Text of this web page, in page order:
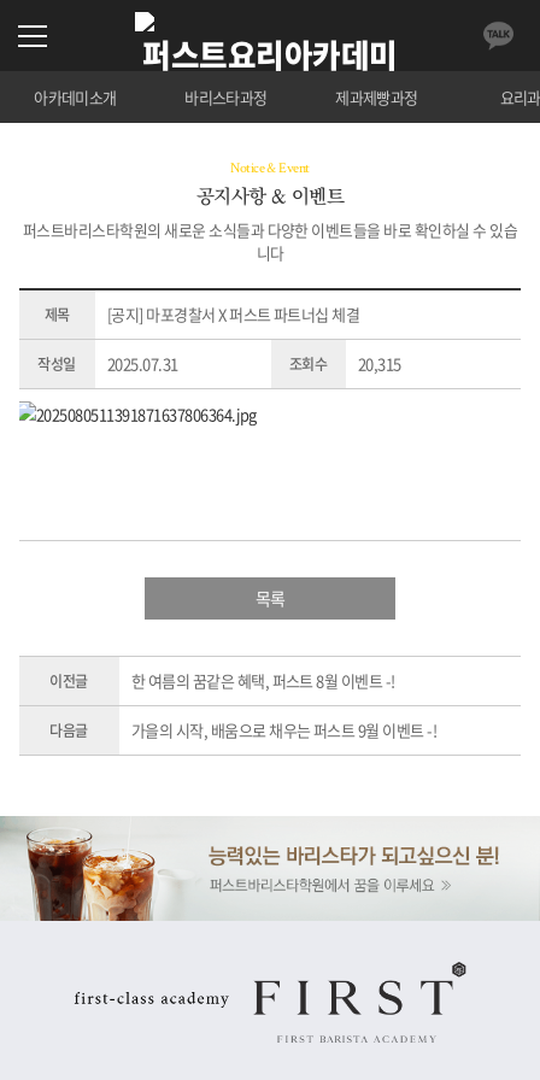
아카데미소개 바리스타과정 제과제빵과정 요리
Notice & Event
공지사항 & 이벤트
퍼스트바리스타학원의 새로운 소식들과 다양한 이벤트들을 바로 확인하실 수 있습
니다
제목 [공지] 마포경찰서 X 퍼스트 파트너십 체결
작성일 2025.07.31 조회수 20,315
목록
이전글 한 여름의 꿈같은 혜택, 퍼스트 8월 이벤트 -!
다음글 가을의 시작, 배움으로 채우는 퍼스트 9월 이벤트 -!